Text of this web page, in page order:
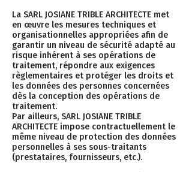
La SARL JOSIANE TRIBLE ARCHITECTE met
en œuvre les mesures techniques et
organisationnelles appropriées afin de
garantir un niveau de sécurité adapté au
risque inhérent à ses opérations de
traitement, répondre aux exigences
règlementaires et protéger les droits et
les données des personnes concernées
dès la conception des opérations de
traitement.
Par ailleurs, SARL JOSIANE TRIBLE
ARCHITECTE impose contractuellement le
même niveau de protection des données
personnelles à ses sous-traitants
(prestataires, fournisseurs, etc.).